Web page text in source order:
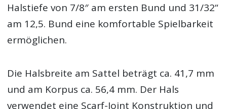
Halstiefe von 7/8″ am ersten Bund und 31/32“
am 12,5. Bund eine komfortable Spielbarkeit
ermöglichen.
Die Halsbreite am Sattel beträgt ca. 41,7 mm
und am Korpus ca. 56,4 mm. Der Hals
verwendet eine Scarf-Joint Konstruktion und